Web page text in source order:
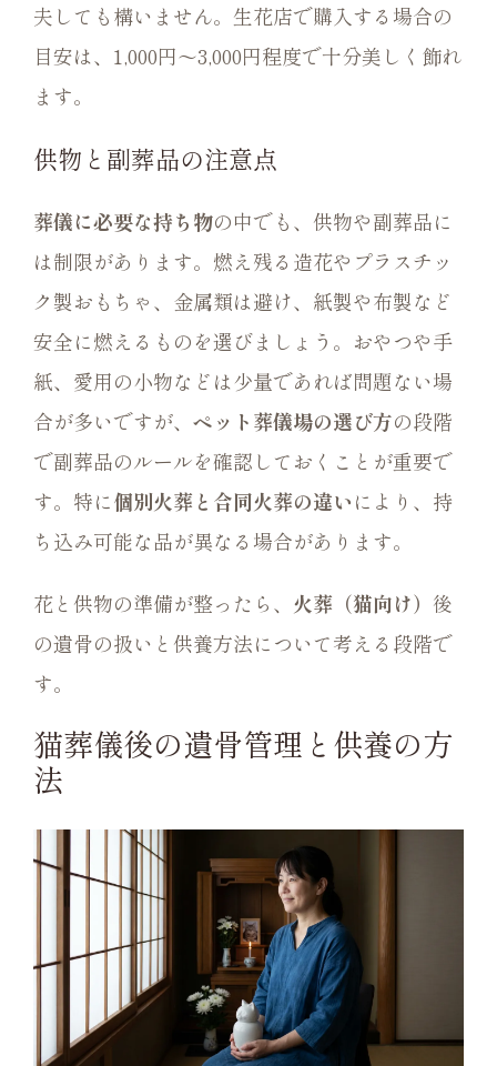
夫しても構いません。生花店で購入する場合の
目安は、1,000円〜3,000円程度で十分美しく飾れ
ます。
供物と副葬品の注意点
葬儀に必要な持ち物の中でも、供物や副葬品に
は制限があります。燃え残る造花やプラスチッ
ク製おもちゃ、金属類は避け、紙製や布製など
安全に燃えるものを選びましょう。おやつや手
紙、愛用の小物などは少量であれば問題ない場
合が多いですが、 ペット葬儀場の選び方の段階
で副葬品のルールを確認しておくことが重要で
す。特に個別火葬と合同火葬の違いにより、持
ち込み可能な品が異なる場合があります。
花と供物の準備が整ったら、 火葬（猫向け） 後
の遺骨の扱いと供養方法について考える段階で
す。
猫葬儀後の遺骨管理と供養の方
法